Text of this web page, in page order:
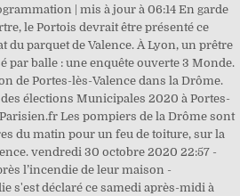
| mis à jour à 06:14 En garde
le Portois devrait être présenté ce
du parquet de Valence. À Lyon, un prêtre
par balle : une enquête ouverte 3 Monde.
de Portes-lès-Valence dans la Drôme.
élections Municipales 2020 à Portes-
Les pompiers de la Drôme sont
du matin pour un feu de toiture, sur la
vendredi 30 octobre 2020 22:57 -
l’incendie de leur maison -
s'est déclaré ce samedi après-midi à